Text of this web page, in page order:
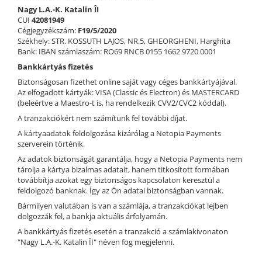
Karperec
Gyerek ékszerek
Nyaklánc / Medál
Barátság nyaklánc
Karperec
Haj kiegészítők
Kitűző
Nyaklánc / Medál
Fülbevaló
Ékszer szett
Kitűző
Acél ékszerek
Nyaklánc / Medál
Fülbevaló
Nagy L.A.-K. Katalin ÎI
CUI 42081949
Cégjegyzékszám: F19/5/2020
Székhely: STR. KOSSUTH LAJOS, NR.5, GHEORGHENI, Harghita
Bank: IBAN számlaszám: RO69 RNCB 0155 1662 9720 0001
Bankkártyás fizetés
Biztonságosan fizethet online saját vagy céges bankkártyájával.
Az elfogadott kártyák: VISA (Classic és Electron) és MASTERCARD
(beleértve a Maestro-t is, ha rendelkezik CVV2/CVC2 kóddal).
A tranzakciókért nem számítunk fel további díjat.
A kártyaadatok feldolgozása kizárólag a Netopia Payments
szerverein történik.
Az adatok biztonságát garantálja, hogy a Netopia Payments nem
tárolja a kártya bizalmas adatait, hanem titkosított formában
továbbítja azokat egy biztonságos kapcsolaton keresztül a
feldolgozó banknak. Így az Ön adatai biztonságban vannak.
Bármilyen valutában is van a számlája, a tranzakciókat lejben
dolgozzák fel, a bankja aktuális árfolyamán.
A bankkártyás fizetés esetén a tranzakció a számlakivonaton
"Nagy L.A.-K. Katalin ÎI" néven fog megjelenni.